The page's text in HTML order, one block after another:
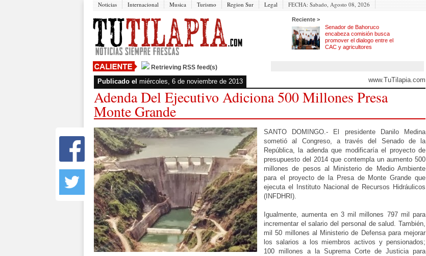
Noticias Internacional Musica Turismo Region Sur Legal FECHA: Sabado, Agosto 08, 2026
Reciente >
Senador de Bahoruco
encabeza comisión busca
promover el dialogo entre el
CAC y agricultores
Retrieving RSS feed(s)
Publicado el miércoles, 6 de noviembre de 2013 www.TuTilapia.com
Adenda Del Ejecutivo Adiciona 500 Millones Presa
Monte Grande
SANTO DOMINGO.- El presidente Danilo Medina
sometió al Congreso, a través del Senado de la
República, la adenda que modificaría el proyecto de
presupuesto del 2014 que contempla un aumento 500
millones de pesos al Ministerio de Medio Ambiente
para el proyecto de la Presa de Monte Grande que
ejecuta el Instituto Nacional de Recursos Hidráulicos
(INFDHRI).
Igualmente, aumenta en 3 mil millones 797 mil para
incrementar el salario del personal de salud. También,
mil 50 millones al Ministerio de Defensa para mejorar
los salarios a los miembros activos y pensionados;
100 millones a la Suprema Corte de Justicia para